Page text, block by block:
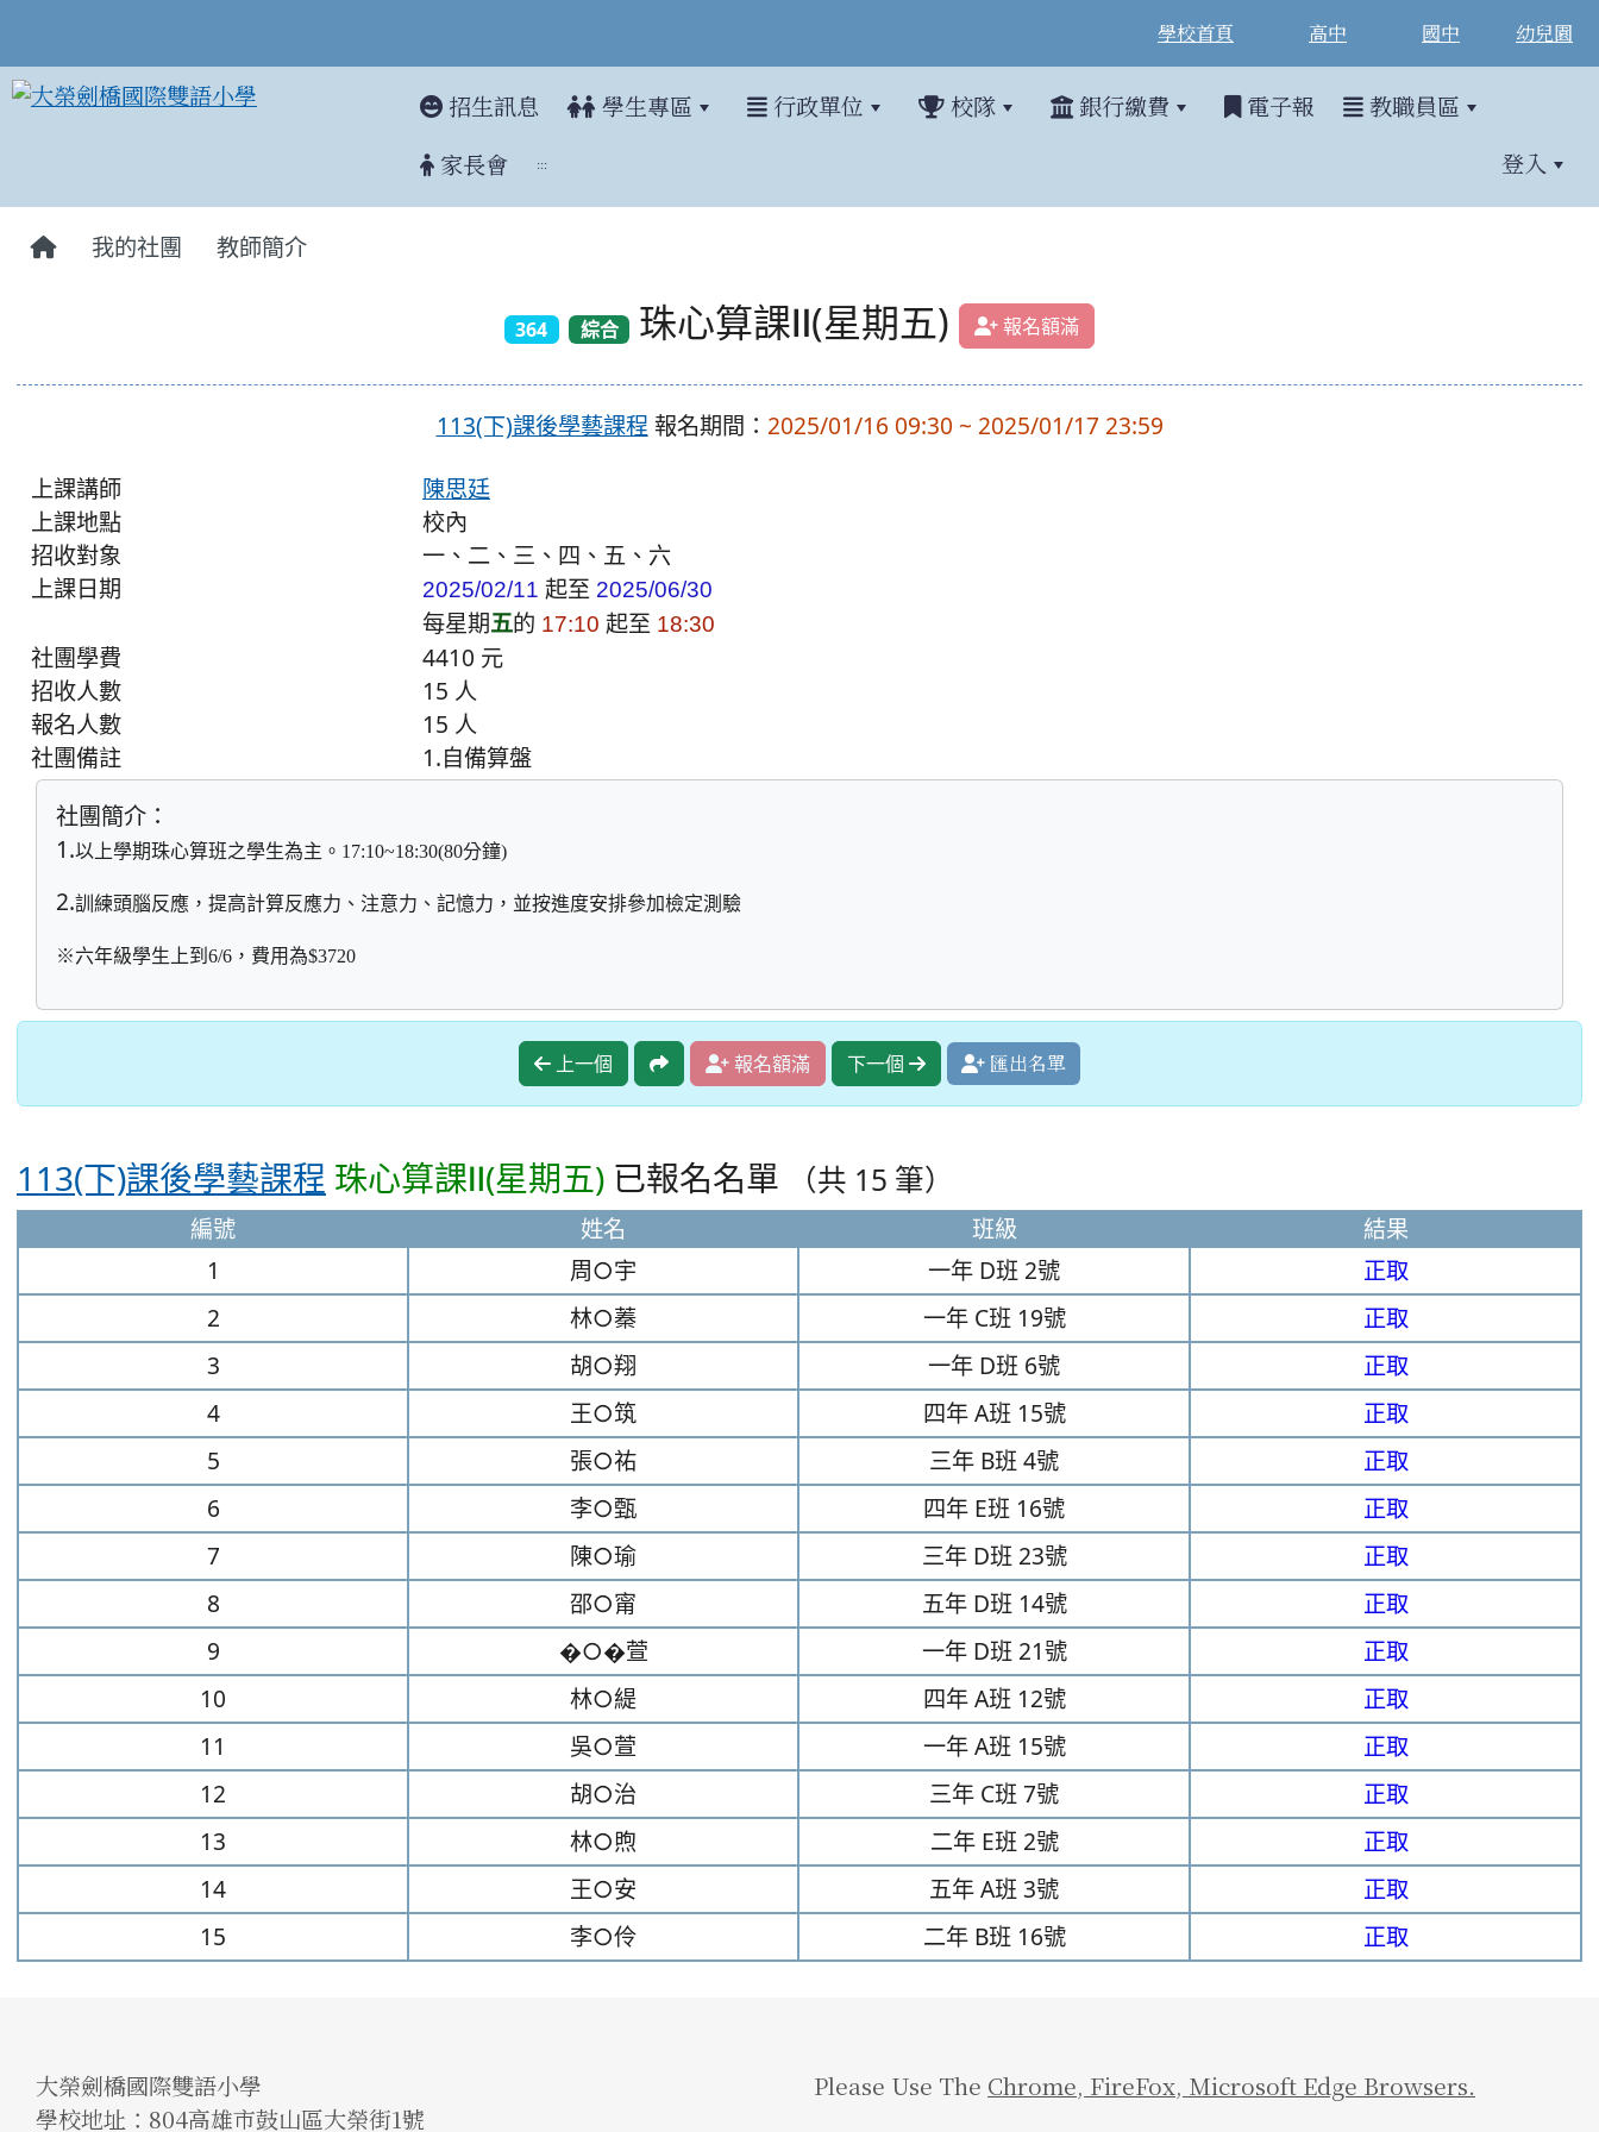
學校首頁 高中 國中 幼兒園
招生訊息 學生專區 行政單位 校隊 銀行繳費 電子報 教職員區
家長會 ::: 登入
我的社團 教師簡介
364 綜合 珠心算課Ⅱ(星期五) 報名額滿
113(下)課後學藝課程報名期間： 2025/01/16 09:30 ~ 2025/01/17 23:59
上課講師
陳思廷
上課地點
校內
招收對象
一、二、三、四、五、六
上課日期
2025/02/11 起至 2025/06/30
每星期五的 17:10 起至 18:30
社團學費
4410 元
招收人數
15 人
報名人數
15 人
社團備註
1.自備算盤
社團簡介：
1.以上學期珠心算班之學生為主。 17:10~18:30(80分鐘)
2.訓練頭腦反應，提高計算反應力、注意力、記憶力，並按進度安排參加檢定測驗
※六年級學生上到6/6，費用為$3720
上一個 報名額滿 下一個 匯出名單
113(下)課後學藝課程 珠心算課Ⅱ(星期五) 已報名名單 （共 15 筆）
編號 姓名 班級
結果
1
周○宇 一年 D班 2號
正取
2
林○蓁 一年 C班 19號
正取
3
胡○翔 一年 D班 6號
正取
4
王○筑 四年 A班 15號
正取
5
張○祐 三年 B班4號
正取
6
李○甄 四年 E班 16號
正取
7
陳○瑜 三年 D班 23號
正取
8
邵○甯 五年 D班 14號
正取
9
�○�萱 一年 D班 21號
正取
10
林○緹 四年 A班 12號
正取
11
吳○萱 一年 A班 15號
正取
12
胡○治 三年 C班7號
正取
13
林○煦 二年 E班 2號
正取
14
王○安 五年A班3號
正取
15
李○伶 二年 B班 16號 正取
大榮劍橋國際雙語小學
學校地址：804高雄市鼓山區大榮街1號
Please Use The Chrome, FireFox, Microsoft Edge Browsers.